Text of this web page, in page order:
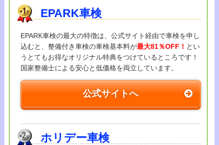
EPARK車検
EPARK車検の最大の特徴は、公式サイト経由で車検を申し
込むと、整備付き車検の車検基本料が最大81％OFF！ とい
うとてもお得なオリジナル特典をつけているところです！
国家整備士による安心と低価格を両立しています。
公式サイトへ
ホリデー車検